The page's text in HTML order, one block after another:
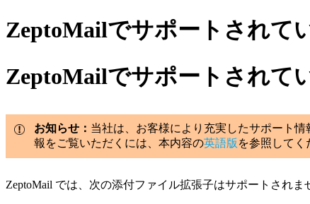
ZeptoMailでサポートされて
ZeptoMailでサポートされて
お知らせ： 当社は、お客様により充実したサポート
報をご覧いただくには、本内容の英語版 を参照してく
ZeptoMail では、次の添付ファイル拡張子はサポートされま